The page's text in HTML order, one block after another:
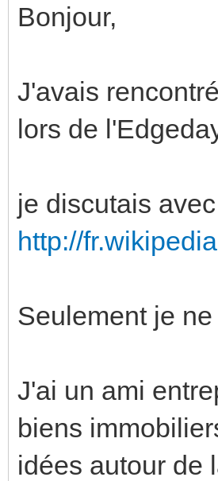
Bonjour,
J'avais
lors de
je discutais
http://
Seulement je
J'ai un ami
biens
idées autour de